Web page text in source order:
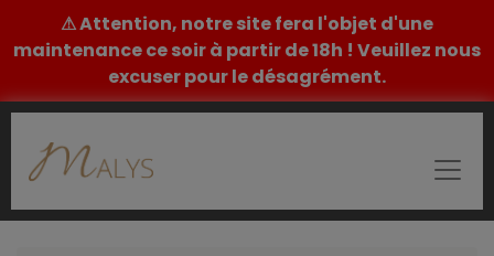
⚠ Attention, notre site fera l'objet d'une
maintenance ce soir à partir de 18h ! Veuillez nous
excuser pour le désagrément.